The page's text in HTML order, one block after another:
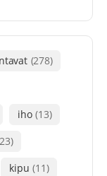
(278)
iho (13)
kipu (11)